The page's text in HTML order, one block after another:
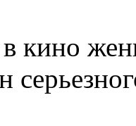
кино